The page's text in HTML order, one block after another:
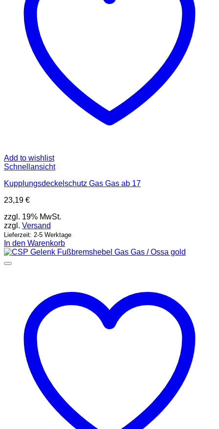
Add to wishlist
Schnellansicht
Kupplungsdeckelschutz Gas Gas ab 17
23,19 €
zzgl. 19% MwSt.
zzgl. Versand
Lieferzeit: 2-5 Werktage
In den Warenkorb